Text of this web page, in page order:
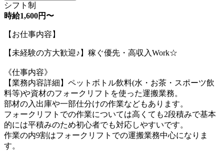
シフト制
時給1,600円〜
【お仕事内容】
【未経験の方大歓迎♪】稼ぐ優先・高収入Work☆
《仕事内容》
【業務内容詳細】ペットボトル飲料(水・お茶・スポーツ飲
料等)や資材のフォークリフトを使った運搬業務。
部材の入出庫や一部仕分けの作業などもあります。
フォークリフトでの作業については高くても2段積みで基本
的には平積みのため初心者でも対応しやすいです。
作業の内9割はフォークリフトでの運搬業務中心になりま
す。